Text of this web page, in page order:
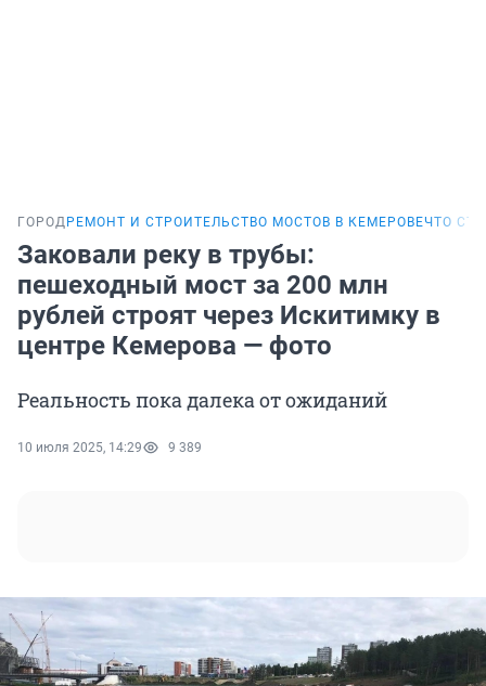
ГОРОД РЕМОНТ И СТРОИТЕЛЬСТВО МОСТОВ В КЕМЕРОВЕЧТО
Заковали реку в трубы:
пешеходный мост за 200 млн
рублей строят через Искитимку в
центре Кемерова — фото
Реальность пока далека от ожиданий
10 июля 2025, 14:29 9 389